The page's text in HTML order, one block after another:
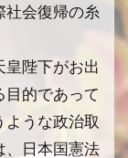
社会復帰の糸
皇陛下がお出
目的であって
うな政治取
、日本国憲法